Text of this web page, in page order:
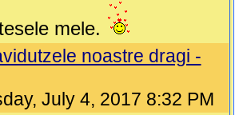
mele.
noastre dragi -
July 4, 2017 8:32 PM